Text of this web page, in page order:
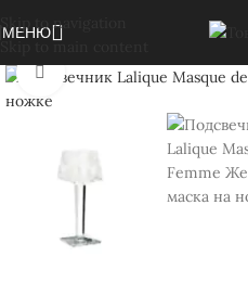
Skip to navigation
Skip to main content
МЕНЮ
Нажмите, чтобы увеличить